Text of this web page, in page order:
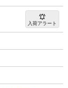
入荷アラート